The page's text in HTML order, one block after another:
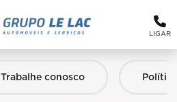
LIGAR
Trabalhe conosco